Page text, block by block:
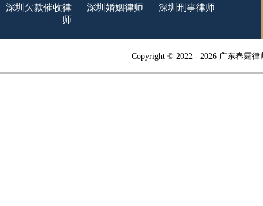
深圳欠款催收律
师
深圳婚姻律师 深圳刑事律师
Copyright © 2022 - 2026 广东春霆